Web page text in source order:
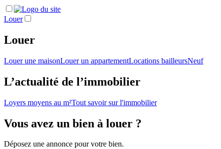
Louer
Louer
Louer une maisonLouer un appartementLocations bailleursNeuf
L’actualité de l’immobilier
Loyers moyens au m²Tout savoir sur l'immobilier
Vous avez un bien à louer ?
Déposez une annonce pour votre bien.